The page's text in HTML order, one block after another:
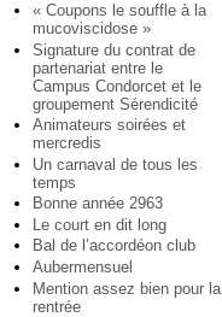
« Coupons le souffle à la
mucoviscidose »
Signature du contrat de
partenariat entre le
Campus Condorcet et le
groupement Sérendicité
Animateurs soirées et
mercredis
Un carnaval de tous les
temps
Bonne année 2963
Le court en dit long
Bal de l’accordéon club
Aubermensuel
Mention assez bien pour la
rentrée